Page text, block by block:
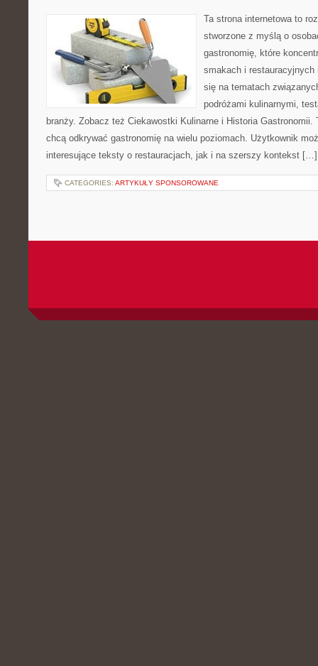
Ta strona internetowa to
stworzone z myślą o
gastronomię, które
smakach i
się na tematach
podróżami kulinarnymi,
branży. Zobacz też Ciekawostki Kulinarne i Historia Gastronomii.
chcą odkrywać gastronomię na wielu poziomach. Użytkownik
interesujące teksty o restauracjach, jak i na szerszy kontekst […]
CATEGORIES: ARTYKUŁY SPONSOROWANE